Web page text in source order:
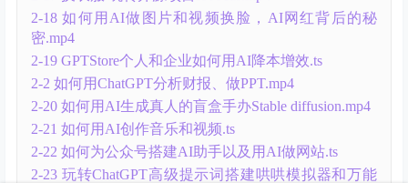
2-18 如何用AI做图片和视频换脸，AI网红背后的秘
密.mp4
2-19 GPTStore个人和企业如何用AI降本增效.ts
2-2 如何用ChatGPT分析财报、做PPT.mp4
2-20 如何用AI生成真人的盲盒手办Stable diffusion.mp4
2-21 如何用AI创作音乐和视频.ts
2-22 如何为公众号搭建AI助手以及用AI做网站.ts
2-23 玩转ChatGPT高级提示词搭建哄哄模拟器和万能